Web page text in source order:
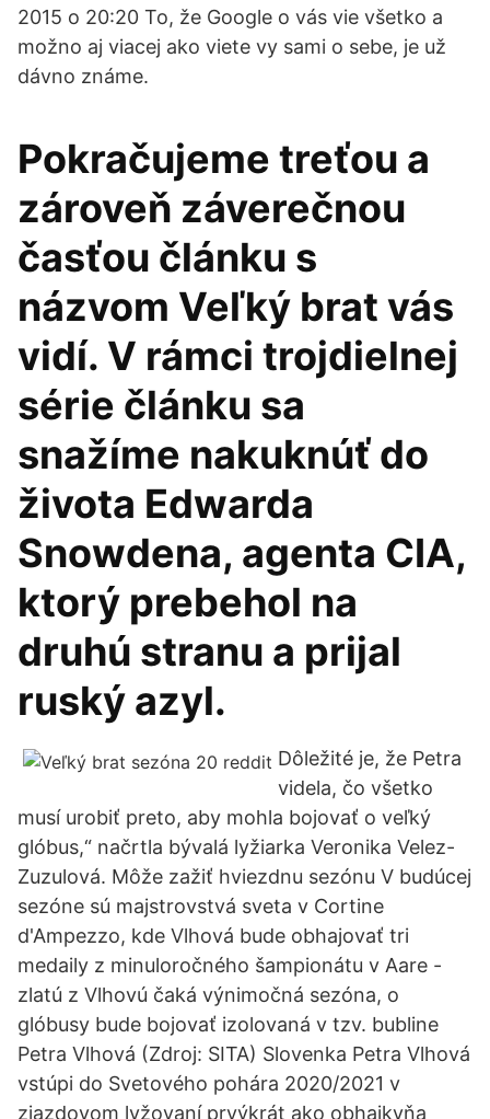
2015 o 20:20 To, že Google o vás vie všetko a
možno aj viacej ako viete vy sami o sebe, je už
dávno známe.
Pokračujeme treťou a
zároveň záverečnou
časťou článku s
názvom Veľký brat vás
vidí. V rámci trojdielnej
série článku sa
snažíme nakuknúť do
života Edwarda
Snowdena, agenta CIA,
ktorý prebehol na
druhú stranu a prijal
ruský azyl.
Dôležité je, že Petra
videla, čo všetko
musí urobiť preto, aby mohla bojovať o veľký
glóbus,“ načrtla bývalá lyžiarka Veronika Velez-
Zuzulová. Môže zažiť hviezdnu sezónu V budúcej
sezóne sú majstrovstvá sveta v Cortine
d'Ampezzo, kde Vlhová bude obhajovať tri
medaily z minuloročného šampionátu v Aare -
zlatú z Vlhovú čaká výnimočná sezóna, o
glóbusy bude bojovať izolovaná v tzv. bubline
Petra Vlhová (Zdroj: SITA) Slovenka Petra Vlhová
vstúpi do Svetového pohára 2020/2021 v
zjazdovom lyžovaní prvýkrát ako obhajkyňa